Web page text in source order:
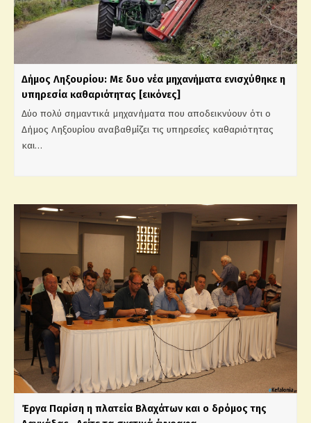
Δήμος Ληξουρίου: Με δυο νέα μηχανήματα ενισχύθηκε η
υπηρεσία καθαριότητας [εικόνες]
Δύο πολύ σημαντικά μηχανήματα που αποδεικνύουν ότι ο
Δήμος Ληξουρίου αναβαθμίζει τις υπηρεσίες καθαριότητας
και…
Έργα Παρίση η πλατεία Βλαχάτων και ο δρόμος της